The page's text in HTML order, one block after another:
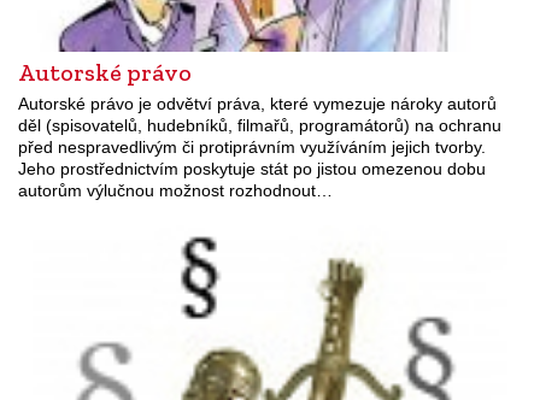
Autorské právo
Autorské právo je odvětví práva, které vymezuje nároky autorů
děl (spisovatelů, hudebníků, filmařů, programátorů) na ochranu
před nespravedlivým či protiprávním využíváním jejich tvorby.
Jeho prostřednictvím poskytuje stát po jistou omezenou dobu
autorům výlučnou možnost rozhodnout…